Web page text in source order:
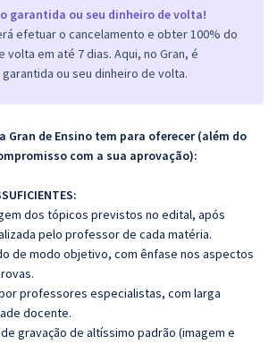
garantida ou seu dinheiro de volta!
efetuar o cancelamento e obter 100% do
volta em até 7 dias. Aqui, no Gran, é
ou seu dinheiro de volta.
Gran de Ensino tem para oferecer (além do
com a sua aprovação):
dos tópicos previstos no edital, após
pelo professor de cada matéria.
de modo objetivo, com ênfase nos aspectos
professores especialistas, com larga
docente.
gravação de altíssimo padrão (imagem e